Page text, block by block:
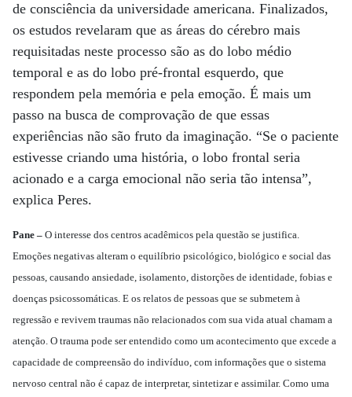
de consciência da universidade americana. Finalizados,
os estudos revelaram que as áreas do cérebro mais
requisitadas neste processo são as do lobo médio
temporal e as do lobo pré-frontal esquerdo, que
respondem pela memória e pela emoção. É mais um
passo na busca de comprovação de que essas
experiências não são fruto da imaginação. “Se o paciente
estivesse criando uma história, o lobo frontal seria
acionado e a carga emocional não seria tão intensa”,
explica Peres.
Pane – O interesse dos centros acadêmicos pela questão se justifica.
Emoções negativas alteram o equilíbrio psicológico, biológico e social das
pessoas, causando ansiedade, isolamento, distorções de identidade, fobias e
doenças psicossomáticas. E os relatos de pessoas que se submetem à
regressão e revivem traumas não relacionados com sua vida atual chamam a
atenção. O trauma pode ser entendido como um acontecimento que excede a
capacidade de compreensão do indivíduo, com informações que o sistema
nervoso central não é capaz de interpretar, sintetizar e assimilar. Como uma